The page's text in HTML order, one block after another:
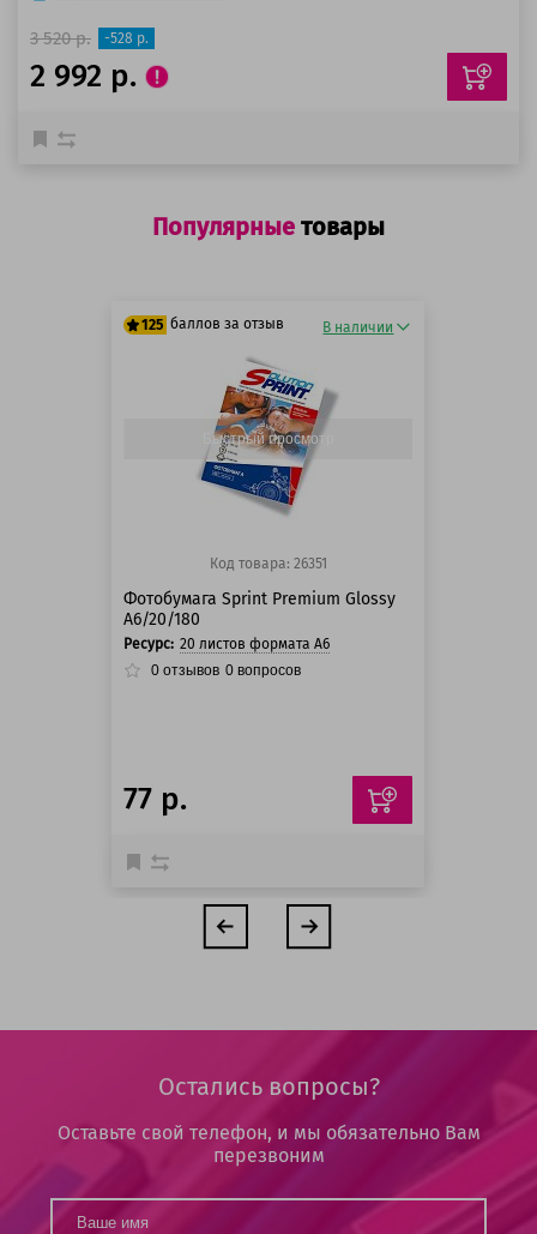
3 520 р. -528 р.
2 992 р.
Популярные товары
125 баллов за отзыв
125 баллов
125 баллов
В наличии
Быстрый просмотр
Код товара: 26351
Фотобумага Sprint Premium Glossy
A6/20/180
Ресурс: 20 листов формата А6
0 отзывов 0 вопросов
77 р.
Остались вопросы?
Оставьте свой телефон, и мы обязательно Вам
перезвоним